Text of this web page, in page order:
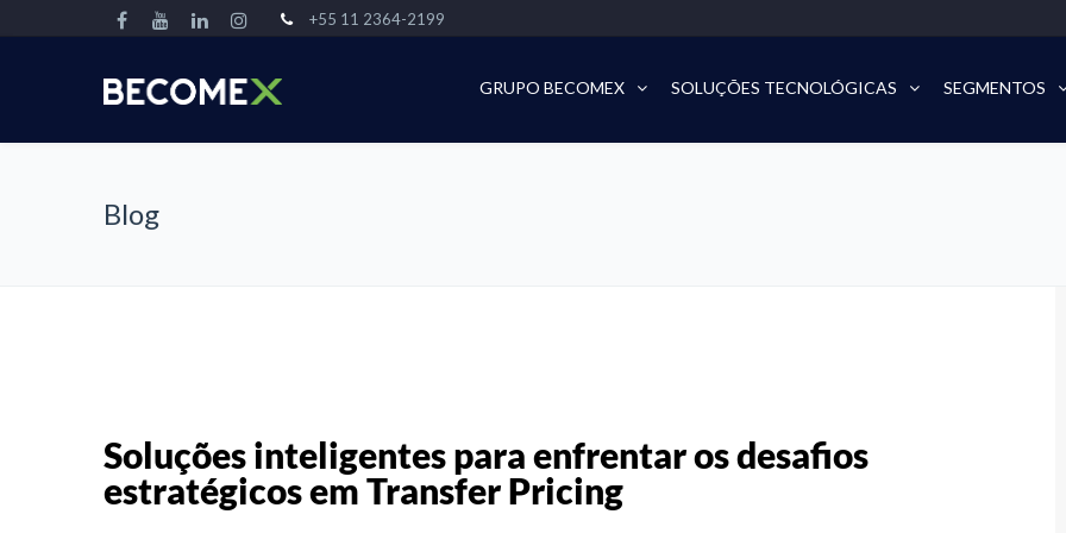
+55 11 2364-2199
GRUPO BECOMEX SOLUÇÕES TECNOLÓGICAS SEGMENTOS
Blog
Soluções inteligentes para enfrentar os desafios
estratégicos em Transfer Pricing